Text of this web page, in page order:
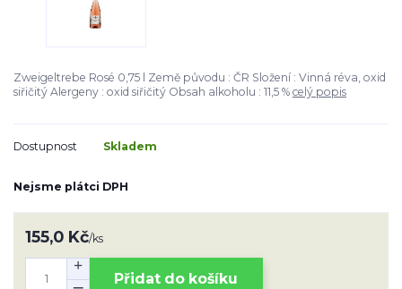
Zweigeltrebe Rosé 0,75 l Země původu : ČR Složení : Vinná réva, oxid
siřičitý Alergeny : oxid siřičitý Obsah alkoholu : 11,5 % celý popis
Dostupnost Skladem
Nejsme plátci DPH
155,0 Kč/ks
Přidat do košíku